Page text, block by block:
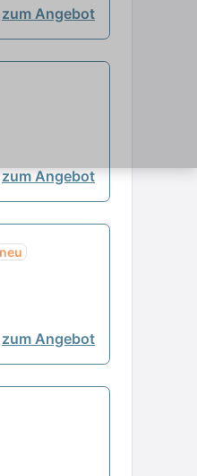
zum Angebot
zum Angebot
neu
zum Angebot